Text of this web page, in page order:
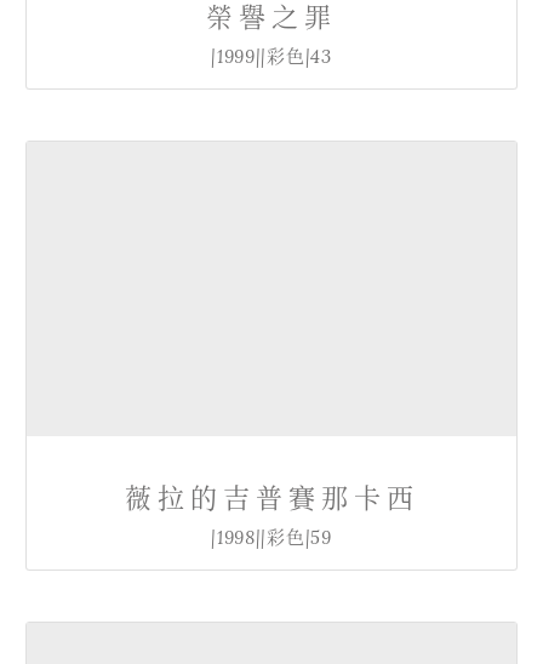
榮譽之罪
|1999||彩色|43
薇拉的吉普賽那卡西
|1998||彩色|59